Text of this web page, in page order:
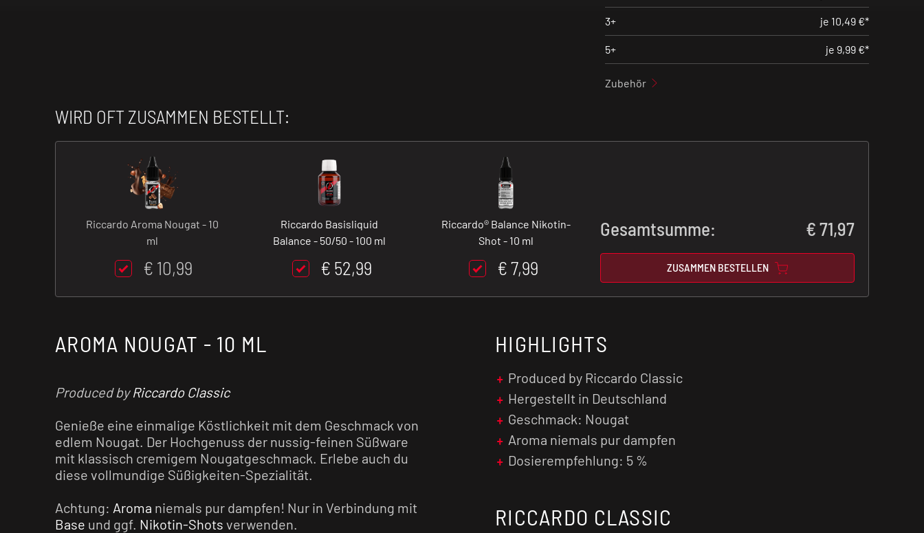
3+ je 10,49 €*
5+ je 9,99 €*
Zubehör
WIRD OFT ZUSAMMEN BESTELLT:
Riccardo Aroma Nougat - 10
ml
€ 10,99
Riccardo Basisliquid
Balance - 50/50 - 100 ml
€ 52,99
Riccardo® Balance Nikotin-
Shot - 10 ml
€ 7,99
Gesamtsumme: €71,97
ZUSAMMEN BESTELLEN
AROMA NOUGAT - 10 ML
Produced byRiccardo Classic
Genieße eine einmalige Köstlichkeit mit dem Geschmack von
edlem Nougat. Der Hochgenuss der nussig-feinen Süßware
mit klassisch cremigem Nougatgeschmack. Erlebe auch du
diese vollmundige Süßigkeiten-Spezialität.
Achtung: Aroma niemals pur dampfen! Nur in Verbindung mit
Base und ggf. Nikotin-Shots verwenden.
HIGHLIGHTS
Produced by Riccardo Classic
Hergestellt in Deutschland
Geschmack: Nougat
Aroma niemals pur dampfen
Dosierempfehlung: 5 %
RICCARDO CLASSIC